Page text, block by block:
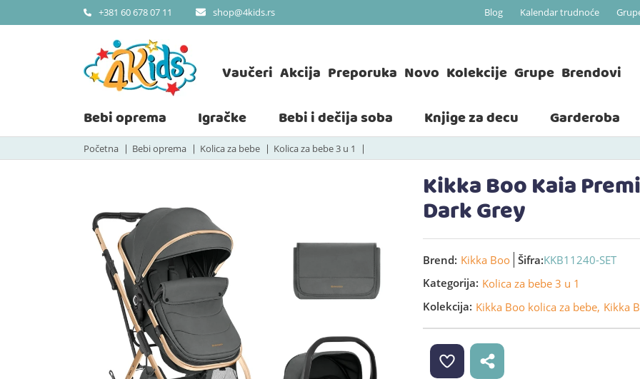
+381 60 678 07 11 shop@4kids.rs Blog Kalendar trudnoće
Vaučeri Akcija Preporuka Novo Kolekcije Grupe Brendovi
Bebi oprema Igračke Bebi i dečija soba Knjige za decu Garderoba
Početna Bebi oprema Kolica za bebe Kolica za bebe 3 u 1
Kikka Boo Kaia
Dark Grey
Brend: Kikka Boo Šifra:KKB11240-SET
Kategorija: Kolica za bebe 3 u 1
Kolekcija: Kikka Boo kolica za bebe, Kikka